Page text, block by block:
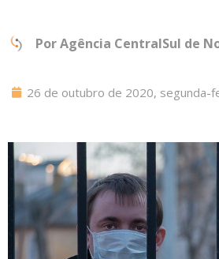
PorAgência CentralSul de
26 de outubro de 2020, segunda-